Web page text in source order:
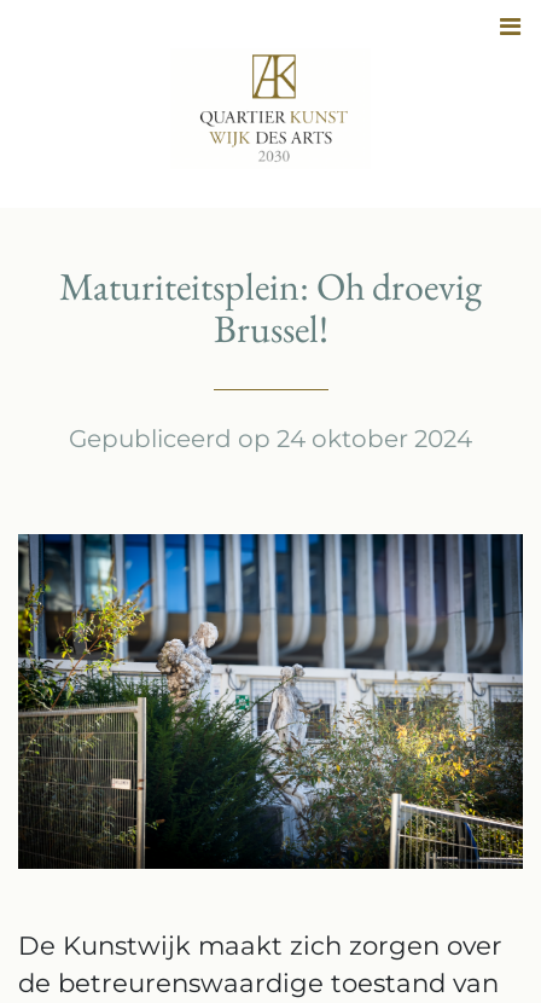
Maturiteitsplein: Oh droevig
Brussel!
Gepubliceerd op 24 oktober 2024
De Kunstwijk maakt zich zorgen over
de betreurenswaardige toestand van